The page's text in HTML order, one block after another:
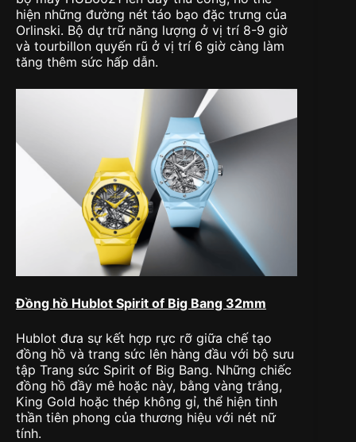
hiện những đường nét táo bạo đặc trưng của
Orlinski. Bộ dự trữ năng lượng ở vị trí 8-9 giờ
và tourbillon quyến rũ ở vị trí 6 giờ càng làm
tăng thêm sức hấp dẫn.
Đồng hồ Hublot Spirit of Big Bang 32mm
Hublot đưa sự kết hợp rực rỡ giữa chế tạo
đồng hồ và trang sức lên hàng đầu với bộ sưu
tập Trang sức Spirit of Big Bang. Những chiếc
đồng hồ đầy mê hoặc này, bằng vàng trắng,
King Gold hoặc thép không gỉ, thể hiện tinh
thần tiên phong của thương hiệu với nét nữ
tính.